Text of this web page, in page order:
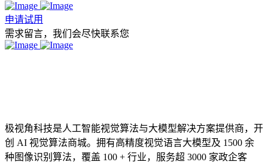
申请试用
需求留言，我们会尽快联系您
极视角科技是人工智能视觉算法与大模型解决方案提供商，开
创 AI 视觉算法商城。拥有高精度视觉语言大模型及 1500 余
种图像识别算法，覆盖 100 + 行业，服务超 3000 家政企客